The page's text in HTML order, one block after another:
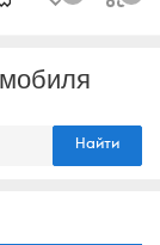
Найти